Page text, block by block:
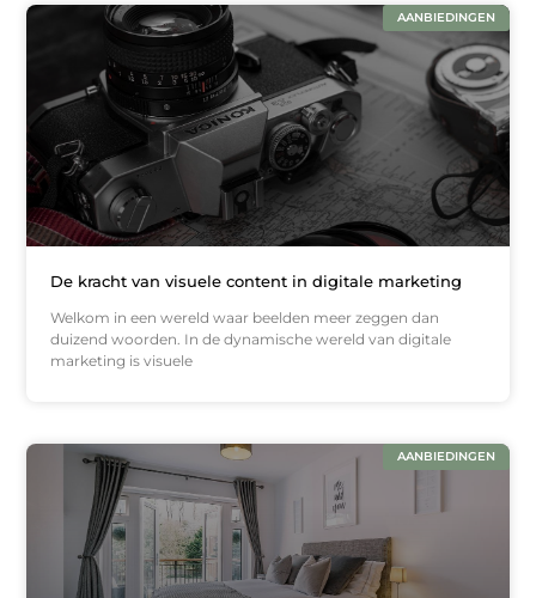
AANBIEDINGEN
De kracht van visuele content in digitale marketing
Welkom in een wereld waar beelden meer zeggen dan
duizend woorden. In de dynamische wereld van digitale
marketing is visuele
AANBIEDINGEN